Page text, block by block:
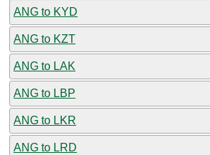
ANG to KYD
ANG to KZT
ANG to LAK
ANG to LBP
ANG to LKR
ANG to LRD